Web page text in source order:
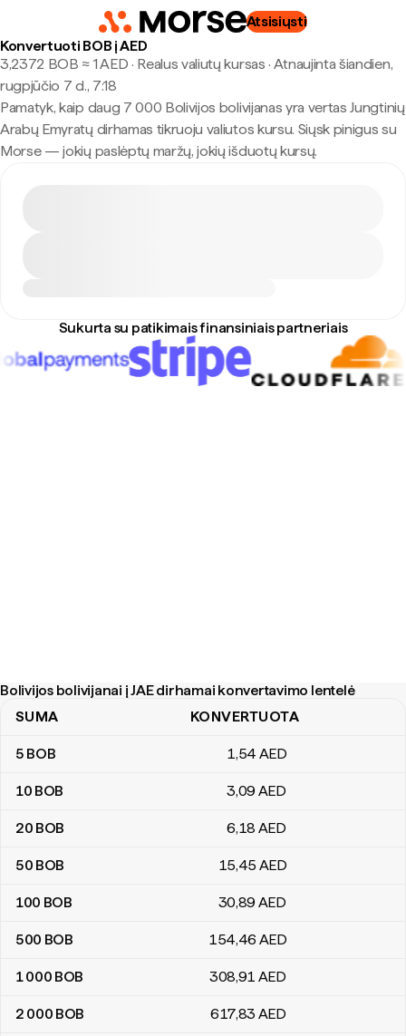
Atsisiųsti
Konvertuoti BOB į AED
3,2372 BOB ≈ 1 AED · Realus valiutų kursas · Atnaujinta šiandien,
rugpjūčio 7 d., 7:18
Pamatyk, kaip daug 7 000 Bolivijos bolivijanas yra vertas Jungtinių
Arabų Emyratų dirhamas tikruoju valiutos kursu. Siųsk pinigus su
Morse — jokių paslėptų maržų, jokių išduotų kursų.
Sukurta su patikimais finansiniais partneriais
Bolivijos bolivijanai į JAE dirhamai konvertavimo lentelė
Bolivijos bolivijanai į JAE dirhamai konvertavimo lentelė
SUMA KONVERTUOTA
5 BOB 1,54 AED
10 BOB 3,09 AED
20 BOB 6,18 AED
50 BOB 15,45 AED
100 BOB 30,89 AED
500 BOB 154,46 AED
1 000 BOB 308,91 AED
2 000 BOB 617,83 AED